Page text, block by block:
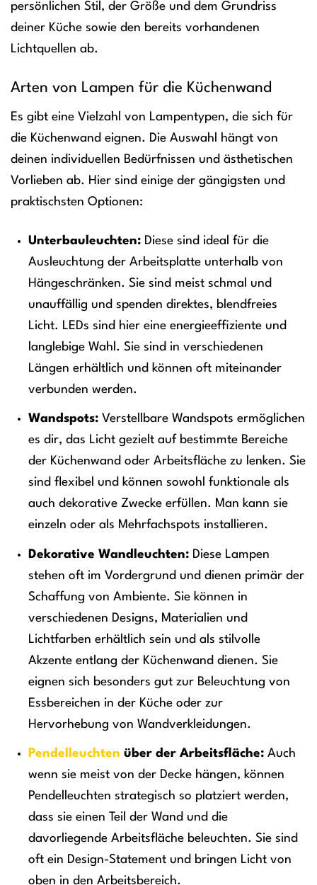
persönlichen Stil, der Größe und dem Grundriss
deiner Küche sowie den bereits vorhandenen
Lichtquellen ab.
Arten von Lampen für die Küchenwand
Es gibt eine Vielzahl von Lampentypen, die sich für
die Küchenwand eignen. Die Auswahl hängt von
deinen individuellen Bedürfnissen und ästhetischen
Vorlieben ab. Hier sind einige der gängigsten und
praktischsten Optionen:
Unterbauleuchten:Diese sind ideal für die
Ausleuchtung der Arbeitsplatte unterhalb von
Hängeschränken. Sie sind meist schmal und
unauffällig und spenden direktes, blendfreies
Licht. LEDs sind hier eine energieeffiziente und
langlebige Wahl. Sie sind in verschiedenen
Längen erhältlich und können oft miteinander
verbunden werden.
Wandspots:Verstellbare Wandspots ermöglichen
es dir, das Licht gezielt auf bestimmte Bereiche
der Küchenwand oder Arbeitsfläche zu lenken. Sie
sind flexibel und können sowohl funktionale als
auch dekorative Zwecke erfüllen. Man kann sie
einzeln oder als Mehrfachspots installieren.
Dekorative Wandleuchten:Diese Lampen
stehen oft im Vordergrund und dienen primär der
Schaffung von Ambiente. Sie können in
verschiedenen Designs, Materialien und
Lichtfarben erhältlich sein und als stilvolle
Akzente entlang der Küchenwand dienen. Sie
eignen sich besonders gut zur Beleuchtung von
Essbereichen in der Küche oder zur
Hervorhebung von Wandverkleidungen.
Pendelleuchten über der Arbeitsfläche:Auch
wenn sie meist von der Decke hängen, können
Pendelleuchten strategisch so platziert werden,
dass sie einen Teil der Wand und die
davorliegende Arbeitsfläche beleuchten. Sie sind
oft ein Design-Statement und bringen Licht von
oben in den Arbeitsbereich.